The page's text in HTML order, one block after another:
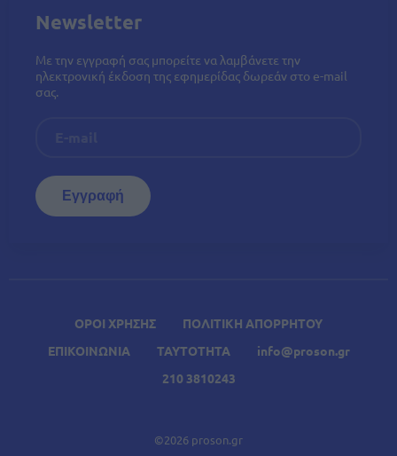
ΟΡΟΙ ΧΡΗΣΗΣ
ΠΟΛΙΤΙΚΗ ΑΠΟΡΡΗΤΟΥ
ΕΠΙΚΟΙΝΩΝΙΑ
ΤΑΥΤΟΤΗΤΑ
info@proson.gr
210 3810243
©2026 proson.gr
Newsletter
Με την εγγραφή σας μπορείτε να λαμβάνετε την
ηλεκτρονική έκδοση της εφημερίδας δωρεάν στο e-mail
σας.